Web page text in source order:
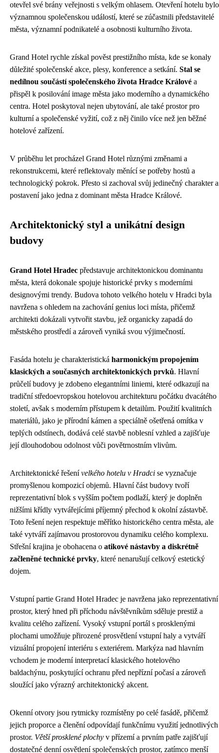
otevřel své brány veřejnosti s velkým ohlasem. Otevření hotelu bylo
významnou společenskou událostí, které se zúčastnili představitelé
města, významní podnikatelé a osobnosti kulturního života.
Grand Hotel rychle získal pověst prestižního místa, kde se konaly
důležité společenské akce, plesy, konference a setkání. Stal se
nedílnou součástí společenského života Hradce Králové a
přispěl k posilování image města jako moderního a dynamického
centra. Hotel poskytoval nejen ubytování, ale také prostor pro
kulturní a společenské vyžití, což z něj činilo více než jen běžné
hotelové zařízení.
V průběhu let procházel Grand Hotel různými změnami a
rekonstrukcemi, které reflektovaly měnící se potřeby hostů a
technologický pokrok. Přesto si zachoval svůj jedinečný charakter a
postavení jako jedna z dominant města Hradce Králové.
Architektonický styl a unikátní design
budovy
Grand Hotel Hradec představuje architektonickou dominantu
města, která dokonale spojuje historické prvky s moderními
designovými trendy. Budova tohoto velkého hotelu v Hradci byla
navržena s ohledem na zachování genius loci místa, přičemž
architekti dokázali vytvořit stavbu, jež organicky zapadá do
městského prostředí a zároveň vyniká svou výjimečností.
Fasáda hotelu je charakteristická harmonickým propojením
klasických a současných architektonických prvků. Hlavní
průčelí budovy je zdobeno elegantními liniemi, které odkazují na
tradiční středoevropskou hotelovou architekturu počátku dvacátého
století, avšak s moderním přístupem k detailům. Použití kvalitních
materiálů, jako je přírodní kámen a speciálně ošetřená omítka v
teplých odstínech, dodává celé stavbě noblesní vzhled a zajišťuje
její dlouhodobou odolnost vůči povětrnostním vlivům.
Architektonické řešenívelkého hotelu v Hradci se vyznačuje
promyšlenou kompozicí objemů. Hlavní část budovy tvoří
reprezentativní blok s vyšším počtem podlaží, který je doplněn
nižšími křídly vytvářejícími příjemný přechod k okolní zástavbě.
Toto řešení nejen respektuje měřítko historického centra města, ale
také vytváří zajímavou prostorovou dynamiku celého komplexu.
Střešní krajina je obohacena o atikové nástavby a diskrétně
začleněné technické prvky, které nenarušují celkový estetický
dojem.
Vstupní partie Grand Hotel Hradec je navržena jako reprezentativní
prostor, který hned při příchodu návštěvníkům sděluje prestiž a
kvalitu celého zařízení. Vysoký vstupní portál s prosklenými
plochami umožňuje přirozené prosvětlení vstupní haly a vytváří
vizuální propojení interiéru s exteriérem. Markýza nad hlavním
vchodem je moderní interpretací klasického hotelového
baldachýnu, poskytující ochranu před nepřízní počasí a zároveň
sloužící jako výrazný architektonický akcent.
Okenní otvory jsou rytmicky rozmístěny po celé fasádě, přičemž
jejich proporce a členění odpovídají funkčnímu využití jednotlivých
prostor. Větší prosklené plochy v přízemí a prvním patře zajišťují
dostatečné denní osvětlení společenských prostor, zatímco menší